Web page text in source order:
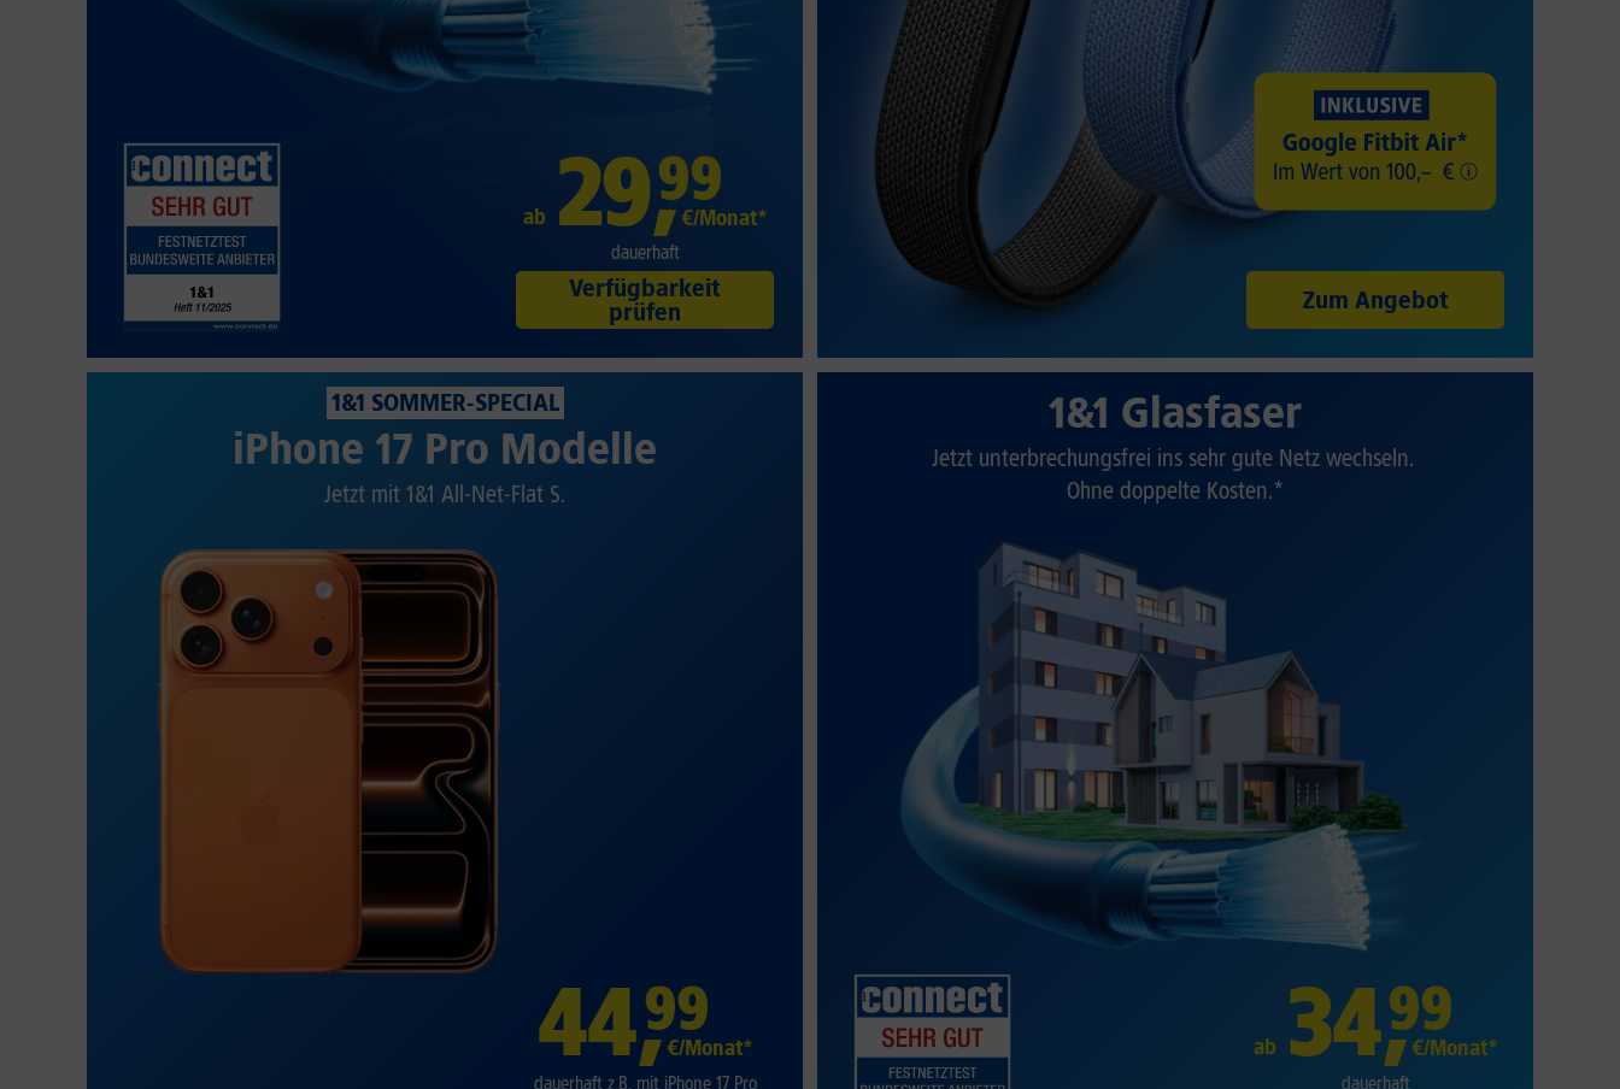
ab 29,99
€/Monat*
dauerhaft
Verfügbarkeit
prüfen
Zum Angebot
1&1 SOMMER-SPECIAL
iPhone 17 Pro Modelle
Jetzt mit 1&1 All-Net-Flat S.
44,99
€/Monat*
dauerhaft z.B. mit iPhone 17 Pro
1&1 Glasfaser
Jetzt unterbrechungsfrei ins sehr gute Netz wechseln.
Ohne doppelte Kosten.*
ab 34,99
€/Monat*
dauerhaft